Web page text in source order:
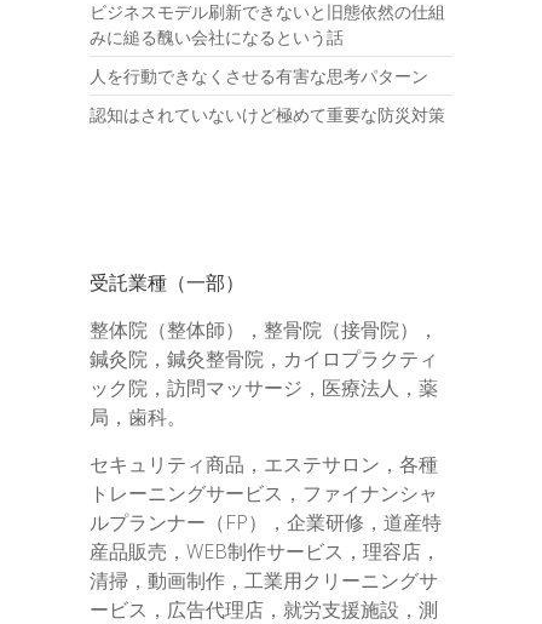
ビジネスモデル刷新できないと旧態依然の仕組
みに縋る醜い会社になるという話
人を行動できなくさせる有害な思考パターン
認知はされていないけど極めて重要な防災対策
受託業種（一部）
整体院（整体師），整骨院（接骨院），
鍼灸院，鍼灸整骨院，カイロプラクティ
ック院，訪問マッサージ，医療法人，薬
局，歯科。
セキュリティ商品，エステサロン，各種
トレーニングサービス，ファイナンシャ
ルプランナー（FP），企業研修，道産特
産品販売，WEB制作サービス，理容店，
清掃，動画制作，工業用クリーニングサ
ービス，広告代理店，就労支援施設，測